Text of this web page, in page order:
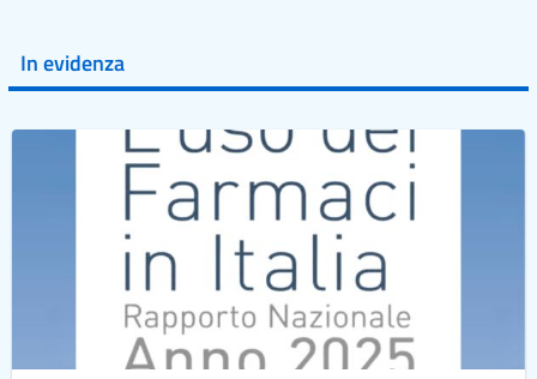
In evidenza